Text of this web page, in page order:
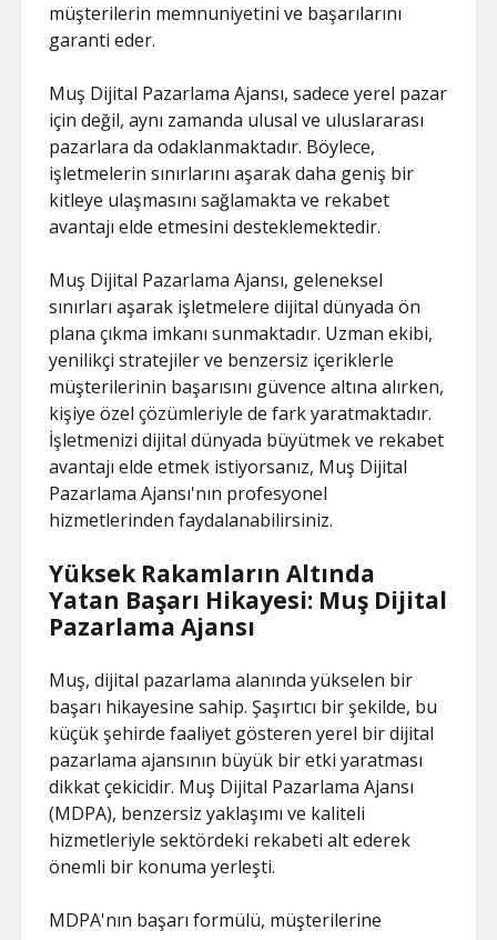
müşterilerin memnuniyetini ve başarılarını
garanti eder.
Muş Dijital Pazarlama Ajansı, sadece yerel pazar
için değil, aynı zamanda ulusal ve uluslararası
pazarlara da odaklanmaktadır. Böylece,
işletmelerin sınırlarını aşarak daha geniş bir
kitleye ulaşmasını sağlamakta ve rekabet
avantajı elde etmesini desteklemektedir.
Muş Dijital Pazarlama Ajansı, geleneksel
sınırları aşarak işletmelere dijital dünyada ön
plana çıkma imkanı sunmaktadır. Uzman ekibi,
yenilikçi stratejiler ve benzersiz içeriklerle
müşterilerinin başarısını güvence altına alırken,
kişiye özel çözümleriyle de fark yaratmaktadır.
İşletmenizi dijital dünyada büyütmek ve rekabet
avantajı elde etmek istiyorsanız, Muş Dijital
Pazarlama Ajansı'nın profesyonel
hizmetlerinden faydalanabilirsiniz.
Yüksek Rakamların Altında
Yatan Başarı Hikayesi: Muş Dijital
Pazarlama Ajansı
Muş, dijital pazarlama alanında yükselen bir
başarı hikayesine sahip. Şaşırtıcı bir şekilde, bu
küçük şehirde faaliyet gösteren yerel bir dijital
pazarlama ajansının büyük bir etki yaratması
dikkat çekicidir. Muş Dijital Pazarlama Ajansı
(MDPA), benzersiz yaklaşımı ve kaliteli
hizmetleriyle sektördeki rekabeti alt ederek
önemli bir konuma yerleşti.
MDPA'nın başarı formülü, müşterilerine